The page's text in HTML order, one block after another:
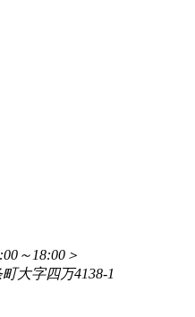
～18:00＞
大字四万4138-1